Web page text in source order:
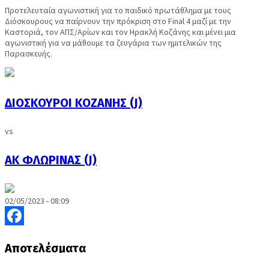
Facebook
Προτελευταία αγωνιστική για το παιδικό πρωτάθλημα με τους
Διόσκουρους να παίρνουν την πρόκριση στο Final 4 μαζί με την
Καστοριά, τον ΑΠΣ/Αρίων και τον Ηρακλή Κοζάνης και μένει μια
αγωνιστική για να μάθουμε τα ζευγάρια των ημιτελικών της
Παρασκευής.
ΔΙΟΣΚΟΥΡΟΙ ΚΟΖΑΝΗΣ (J)
vs
ΑΚ ΦΛΩΡΙΝΑΣ (J)
02/05/2023 - 08:09
Αποτελέσματα